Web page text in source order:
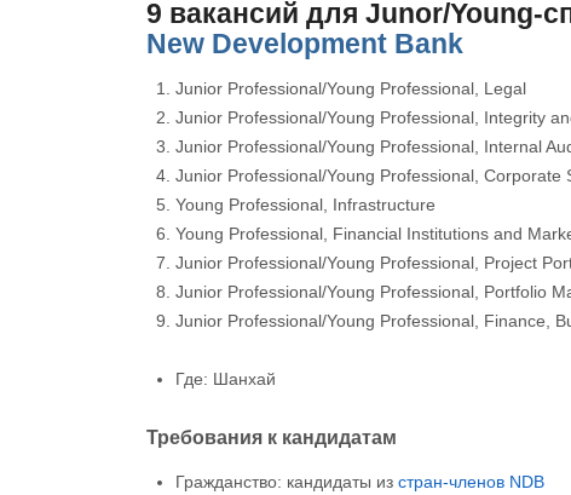
9 вакансий для Junor/Young-
New Development Bank
Junior Professional/Young Professional, Legal
Junior Professional/Young Professional, Integrity
Junior Professional/Young Professional, Internal
Junior Professional/Young Professional, Corporate
Young Professional, Infrastructure
Young Professional, Financial Institutions and
Junior Professional/Young Professional, Project
Junior Professional/Young Professional, Portfolio
Junior Professional/Young Professional, Finance,
Где: Шанхай
Требования к кандидатам
Гражданство: кандидаты из стран-членов NDB